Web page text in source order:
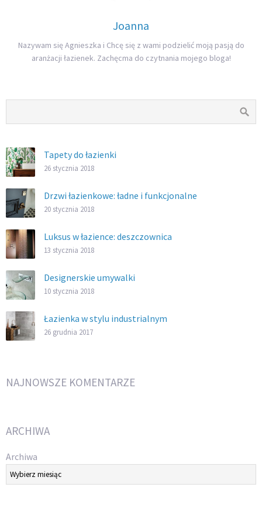
Joanna
Nazywam się Agnieszka i Chcę się z wami podzielić moją pasją do
aranżacji łazienek. Zachęcma do czytnania mojego bloga!
Tapety do łazienki
26 stycznia 2018
Drzwi łazienkowe: ładne i funkcjonalne
20 stycznia 2018
Luksus w łazience: deszczownica
13 stycznia 2018
Designerskie umywalki
10 stycznia 2018
Łazienka w stylu industrialnym
26 grudnia 2017
NAJNOWSZE KOMENTARZE
ARCHIWA
Archiwa